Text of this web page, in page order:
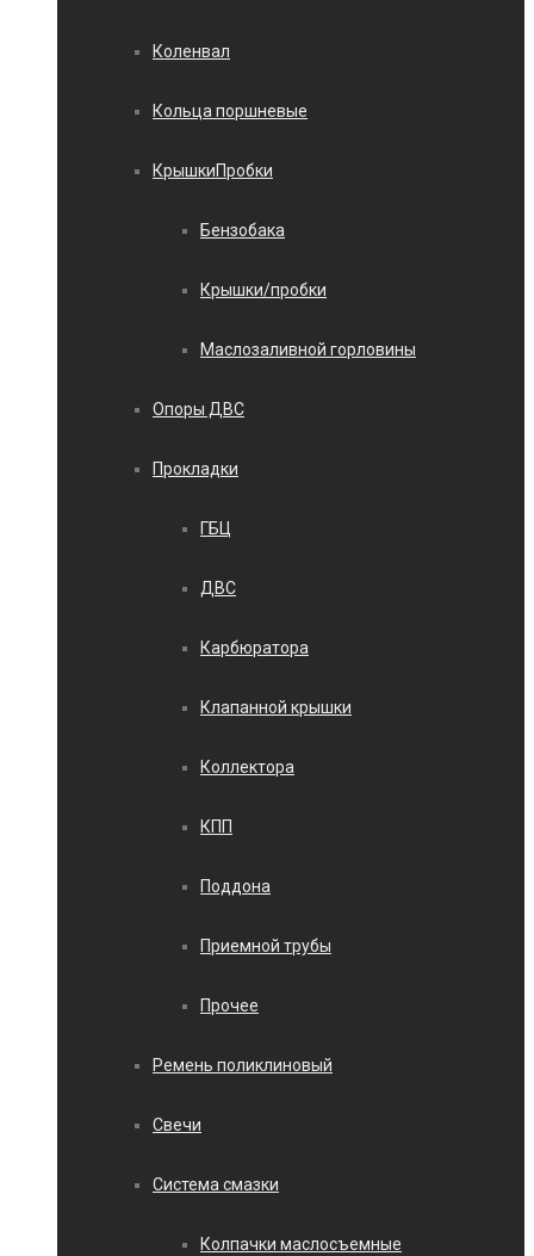
Коленвал
Кольца поршневые
КрышкиПробки
Бензобака
Крышки/пробки
Маслозаливной горловины
Опоры ДВС
Прокладки
ГБЦ
ДВС
Карбюратора
Клапанной крышки
Коллектора
КПП
Поддона
Приемной трубы
Прочее
Ремень поликлиновый
Свечи
Система смазки
Колпачки маслосъемные